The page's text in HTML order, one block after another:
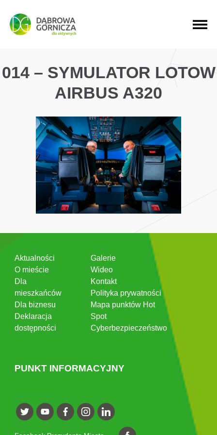
PRZEJDŹ DO MENU GŁÓWNEGO
PRZEJDŹ DO WYSZUKIWARKI
PRZEJDŹ DO TREŚCI
014 – SYMULATOR LOTOW
AIRBUS A320
Aktualności
O mieście
Dla
mieszkańców
Dla biznesu
Deklaracja
dostępności
Galerie
Wideo
Kontakt
Polityka prywatności
Mapa punktów Hot
Spot
Cyberbezpieczeństwo
PUNKT INFORMACYJNY